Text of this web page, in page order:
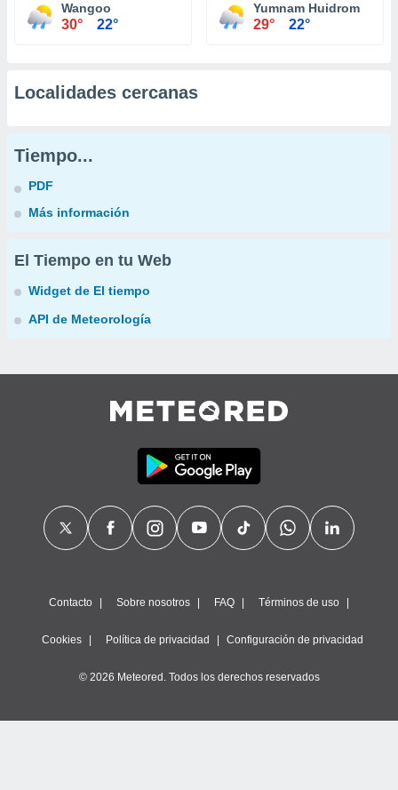
Wangoo
30° 22°
Yumnam Huidrom
29° 22°
Localidades cercanas
Tiempo...
PDF
Más información
El Tiempo en tu Web
Widget de El tiempo
API de Meteorología
Contacto Sobre nosotros FAQ Términos de uso
Cookies Política de privacidad Configuración de privacidad
© 2026 Meteored. Todos los derechos reservados